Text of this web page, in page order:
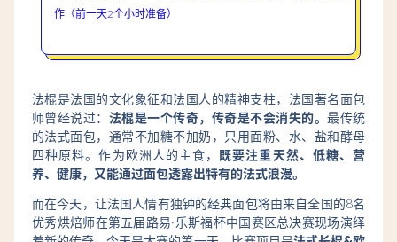
作（前一天2个小时准备）
法棍是法国的文化象征和法国人的精神支柱，法国著名面包
师曾经说过： 法棍是一个传奇，传奇是不会消失的。最传统
的法式面包，通常不加糖不加奶，只用面粉、水、盐和酵母
四种原料。作为欧洲人的主食， 既要注重天然、低糖、营
养、健康，又能通过面包透露出特有的法式浪漫。
而在今天，让法国人情有独钟的经典面包将由来自全国的8名
优秀烘焙师在第五届路易·乐斯福杯中国赛区总决赛现场演绎